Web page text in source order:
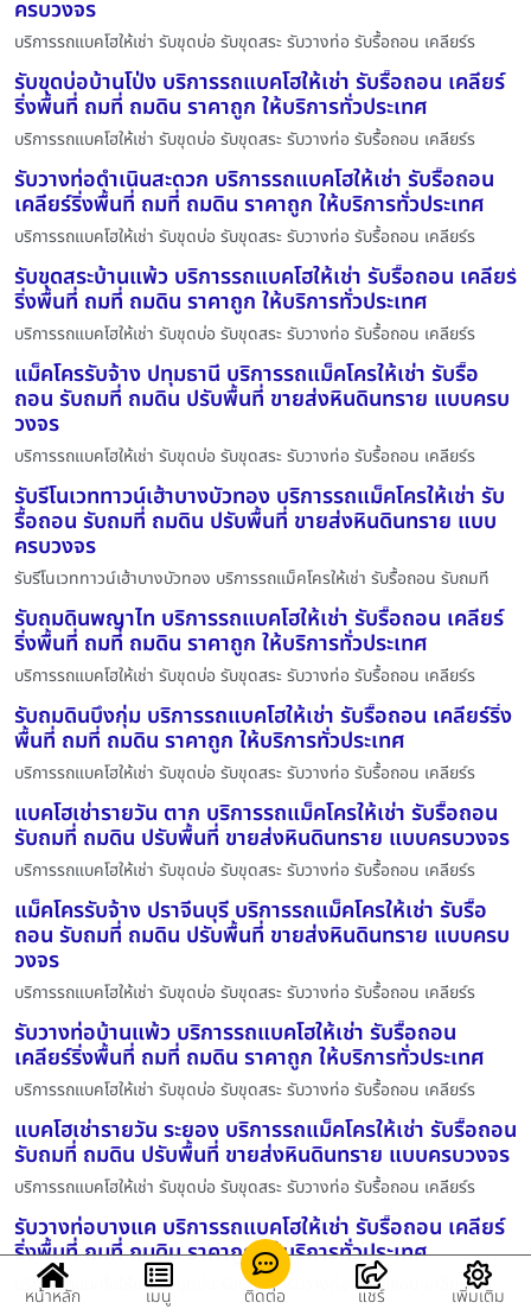
ครบวงจร
บริการรถแบคโฮให้เช่า รับขุดบ่อ รับขุดสระ รับวางท่อ รับรื้อถอน เคลียร์ร
รับขุดบ่อบ้านโป่ง บริการรถแบคโฮให้เช่า รับรื้อถอน เคลียร์
ริ่งพื้นที่ ถมที่ ถมดิน ราคาถูก ให้บริการทั่วประเทศ
บริการรถแบคโฮให้เช่า รับขุดบ่อ รับขุดสระ รับวางท่อ รับรื้อถอน เคลียร์ร
รับวางท่อดำเนินสะดวก บริการรถแบคโฮให้เช่า รับรื้อถอน
เคลียร์ริ่งพื้นที่ ถมที่ ถมดิน ราคาถูก ให้บริการทั่วประเทศ
บริการรถแบคโฮให้เช่า รับขุดบ่อ รับขุดสระ รับวางท่อ รับรื้อถอน เคลียร์ร
รับขุดสระบ้านแพ้ว บริการรถแบคโฮให้เช่า รับรื้อถอน เคลียร์
ริ่งพื้นที่ ถมที่ ถมดิน ราคาถูก ให้บริการทั่วประเทศ
บริการรถแบคโฮให้เช่า รับขุดบ่อ รับขุดสระ รับวางท่อ รับรื้อถอน เคลียร์ร
แม็คโครรับจ้าง ปทุมธานี บริการรถแม็คโครให้เช่า รับรื้อ
ถอน รับถมที่ ถมดิน ปรับพื้นที่ ขายส่งหินดินทราย แบบครบ
วงจร
บริการรถแบคโฮให้เช่า รับขุดบ่อ รับขุดสระ รับวางท่อ รับรื้อถอน เคลียร์ร
รับรีโนเวททาวน์เฮ้าบางบัวทอง บริการรถแม็คโครให้เช่า รับ
รื้อถอน รับถมที่ ถมดิน ปรับพื้นที่ ขายส่งหินดินทราย แบบ
ครบวงจร
รับรีโนเวททาวน์เฮ้าบางบัวทอง บริการรถแม็คโครให้เช่า รับรื้อถอน รับถมที
รับถมดินพญาไท บริการรถแบคโฮให้เช่า รับรื้อถอน เคลียร์
ริ่งพื้นที่ ถมที่ ถมดิน ราคาถูก ให้บริการทั่วประเทศ
บริการรถแบคโฮให้เช่า รับขุดบ่อ รับขุดสระ รับวางท่อ รับรื้อถอน เคลียร์ร
รับถมดินบึงกุ่ม บริการรถแบคโฮให้เช่า รับรื้อถอน เคลียร์ริ่ง
พื้นที่ ถมที่ ถมดิน ราคาถูก ให้บริการทั่วประเทศ
บริการรถแบคโฮให้เช่า รับขุดบ่อ รับขุดสระ รับวางท่อ รับรื้อถอน เคลียร์ร
แบคโฮเช่ารายวัน ตาก บริการรถแม็คโครให้เช่า รับรื้อถอน
รับถมที่ ถมดิน ปรับพื้นที่ ขายส่งหินดินทราย แบบครบวงจร
บริการรถแบคโฮให้เช่า รับขุดบ่อ รับขุดสระ รับวางท่อ รับรื้อถอน เคลียร์ร
แม็คโครรับจ้าง ปราจีนบุรี บริการรถแม็คโครให้เช่า รับรื้อ
ถอน รับถมที่ ถมดิน ปรับพื้นที่ ขายส่งหินดินทราย แบบครบ
วงจร
บริการรถแบคโฮให้เช่า รับขุดบ่อ รับขุดสระ รับวางท่อ รับรื้อถอน เคลียร์ร
รับวางท่อบ้านแพ้ว บริการรถแบคโฮให้เช่า รับรื้อถอน
เคลียร์ริ่งพื้นที่ ถมที่ ถมดิน ราคาถูก ให้บริการทั่วประเทศ
บริการรถแบคโฮให้เช่า รับขุดบ่อ รับขุดสระ รับวางท่อ รับรื้อถอน เคลียร์ร
แบคโฮเช่ารายวัน ระยอง บริการรถแม็คโครให้เช่า รับรื้อถอน
รับถมที่ ถมดิน ปรับพื้นที่ ขายส่งหินดินทราย แบบครบวงจร
บริการรถแบคโฮให้เช่า รับขุดบ่อ รับขุดสระ รับวางท่อ รับรื้อถอน เคลียร์ร
รับวางท่อบางแค บริการรถแบคโฮให้เช่า รับรื้อถอน เคลียร์
ริ่งพื้นที่ ถมที่ ถมดิน ราคาถูก ให้บริการทั่วประเทศ
บริการรถแบคโฮให้เช่า รับขุดบ่อ รับขุดสระ รับวางท่อ รับรื้อถอน เคลียร์ร
หน้าหลัก เมนู ติดต่อ แชร์ เพิ่มเติม